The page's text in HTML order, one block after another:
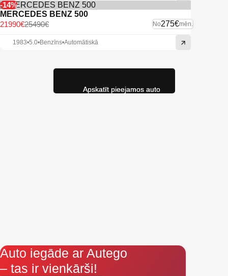
-14%
MERCEDES BENZ 500
No275€mēn.
25490€
21990€
1983•5.0•Benzīns•Automātiskā
Auto iegāde ar Autego
– tas ir vienkārši!